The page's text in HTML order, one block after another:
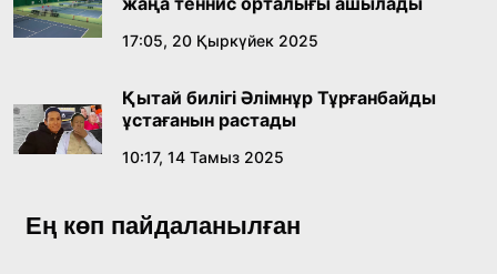
17:05, 20 Қыркүйек 2025
Қытай билігі Әлімнұр Тұрғанбайды
ұстағанын растады
10:17, 14 Тамыз 2025
Ең көп пайдаланылған